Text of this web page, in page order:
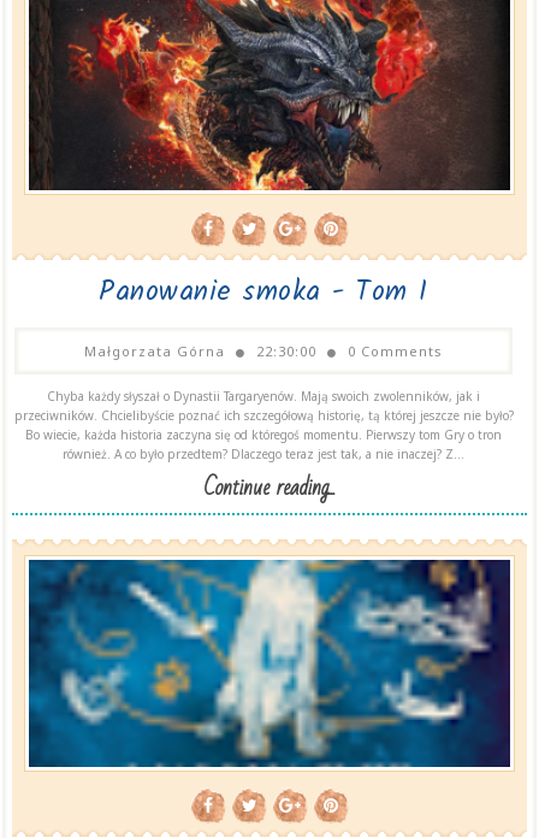
Panowanie smoka - Tom I
Małgorzata Górna 22:30:00 0 Comments
Chyba każdy słyszał o Dynastii Targaryenów. Mają swoich zwolenników, jak i
przeciwników. Chcielibyście poznać ich szczegółową historię, tą której jeszcze nie było?
Bo wiecie, każda historia zaczyna się od któregoś momentu. Pierwszy tom Gry o tron
również. A co było przedtem? Dlaczego teraz jest tak, a nie inaczej? Z...
Continue reading...